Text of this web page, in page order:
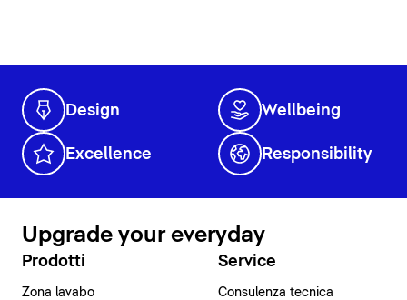
Design Wellbeing
Excellence Responsibility
Upgrade your everyday
Prodotti
Zona lavabo
Service
Consulenza tecnica